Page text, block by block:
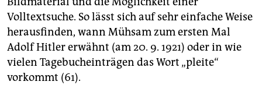
Volltextsuche. So lässt sich auf sehr einfache Weise
herausfinden, wann Mühsam zum ersten Mal
Adolf Hitler erwähnt (am 20. 9. 1921) oder in wie
vielen Tagebucheinträgen das Wort „pleite“
vorkommt (61).